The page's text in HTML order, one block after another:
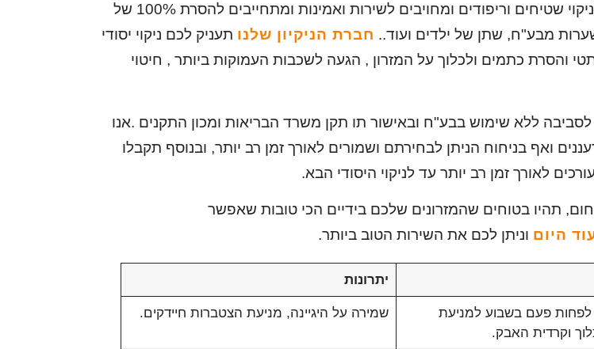
אנו בחברת איתן קלין מחזיקים במכשור והתכשירים הדרושים לניקוי שטיחים וריפודים ומחויבים לשירות ואמינות ומתחייבים להסרת 100% של
מבע"ח, שתן של ילדים ועוד.. חברת הניקיון שלנו תעניק לכם ניקוי יסודי
והסרת כתמים ולכלוך על המזרון , הגעה לשכבות העמוקות ביותר , חיטוי
ללא שימוש בבע"ח ובאישור תו תקן משרד הבריאות ומכון התקנים .אנו
ואף בניחוח הניתן לבחירתם ושמורים לאורך זמן רב יותר, ובנוסף תקבלו
לאורך זמן רב יותר עד לניקוי היסודי הבא.
היום וניתן לכם את השירות הטוב ביותר.
יתרונות
פעם בשבוע למניעת
וקרדית האבק.
שמירה על היגיינה, מניעת הצטברות חיידקים.